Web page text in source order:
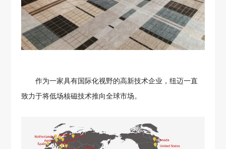
作为一家具有国际化视野的高新技术企业，纽迈一直
致力于将低场核磁技术推向全球市场。